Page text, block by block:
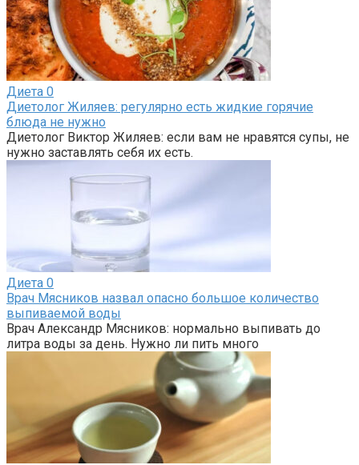
Диета 0
Диетолог Жиляев: регулярно есть жидкие горячие
блюда не нужно
Диетолог Виктор Жиляев: если вам не нравятся супы, не
нужно заставлять себя их есть.
Диета 0
Врач Мясников назвал опасно большое количество
выпиваемой воды
Врач Александр Мясников: нормально выпивать до
литра воды за день. Нужно ли пить много